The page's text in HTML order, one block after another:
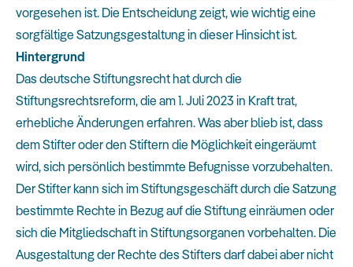
vorgesehen ist. Die Entscheidung zeigt, wie wichtig eine
sorgfältige Satzungsgestaltung in dieser Hinsicht ist.
Hintergrund
Das deutsche Stiftungsrecht hat durch die
Stiftungsrechtsreform, die am 1. Juli 2023 in Kraft trat,
erhebliche Änderungen erfahren. Was aber blieb ist, dass
dem Stifter oder den Stiftern die Möglichkeit eingeräumt
wird, sich persönlich bestimmte Befugnisse vorzubehalten.
Der Stifter kann sich im Stiftungsgeschäft durch die Satzung
bestimmte Rechte in Bezug auf die Stiftung einräumen oder
sich die Mitgliedschaft in Stiftungsorganen vorbehalten. Die
Ausgestaltung der Rechte des Stifters darf dabei aber nicht